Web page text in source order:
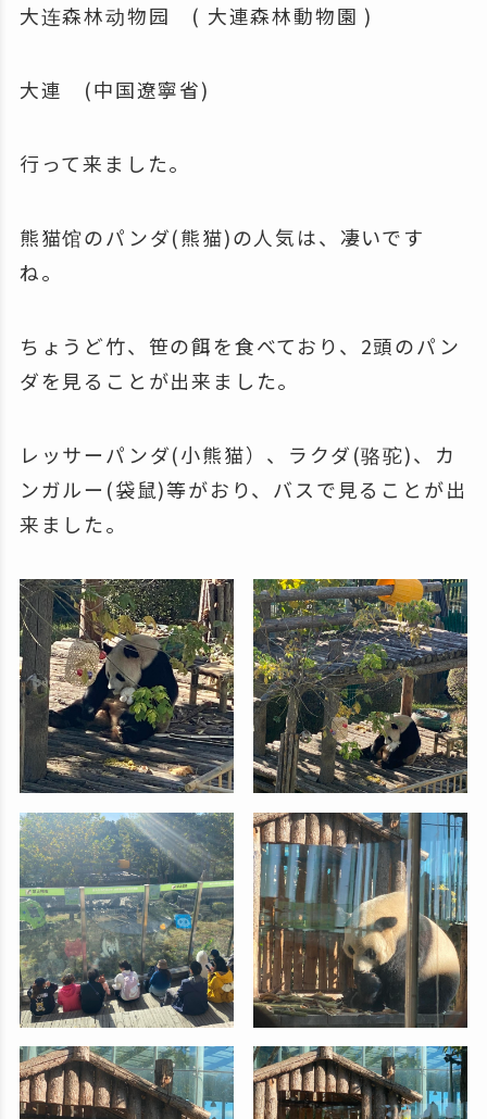
大连森林动物园 ( 大連森林動物園 )
大連 (中国遼寧省)
行って来ました。
熊猫馆のパンダ(熊猫)の人気は、凄いです
ね。
ちょうど竹、笹の餌を食べており、2頭のパン
ダを見ることが出来ました。
レッサーパンダ(小熊猫）、ラクダ(骆驼)、カ
ンガルー(袋鼠)等がおり、バスで見ることが出
来ました。